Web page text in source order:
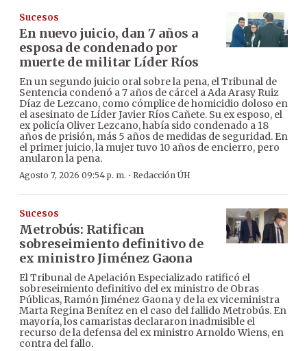
Sucesos
En nuevo juicio, dan 7 años a
esposa de condenado por
muerte de militar Líder Ríos
En un segundo juicio oral sobre la pena, el Tribunal de
Sentencia condenó a 7 años de cárcel a Ada Arasy Ruiz
Díaz de Lezcano, como cómplice de homicidio doloso en
el asesinato de Líder Javier Ríos Cañete. Su ex esposo, el
ex policía Oliver Lezcano, había sido condenado a 18
años de prisión, más 5 años de medidas de seguridad. En
el primer juicio, la mujer tuvo 10 años de encierro, pero
anularon la pena.
Agosto 7, 2026 09:54 p. m. · Redacción ÚH
Sucesos
Metrobús: Ratifican
sobreseimiento definitivo de
ex ministro Jiménez Gaona
El Tribunal de Apelación Especializado ratificó el
sobreseimiento definitivo del ex ministro de Obras
Públicas, Ramón Jiménez Gaona y de la ex viceministra
Marta Regina Benítez en el caso del fallido Metrobús. En
mayoría, los camaristas declararon inadmisible el
recurso de la defensa del ex ministro Arnoldo Wiens, en
contra del fallo.